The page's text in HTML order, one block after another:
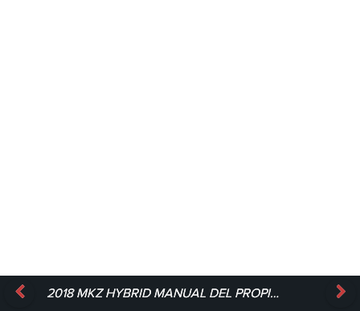
2018 MKZ HYBRID MANUAL DEL PROPIETARIO